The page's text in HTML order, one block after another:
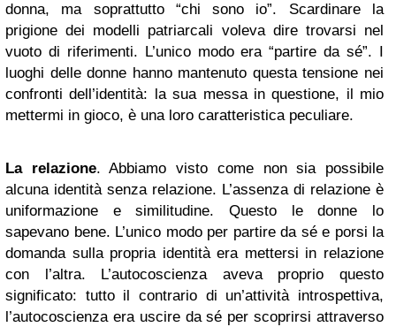
donna, ma soprattutto “chi sono io”. Scardinare la
prigione dei modelli patriarcali voleva dire trovarsi nel
vuoto di riferimenti. L’unico modo era “partire da sé”. I
luoghi delle donne hanno mantenuto questa tensione nei
confronti dell’identità: la sua messa in questione, il mio
mettermi in gioco, è una loro caratteristica peculiare.
La relazione. Abbiamo visto come non sia possibile
alcuna identità senza relazione. L’assenza di relazione è
uniformazione e similitudine. Questo le donne lo
sapevano bene. L’unico modo per partire da sé e porsi la
domanda sulla propria identità era mettersi in relazione
con l’altra. L’autocoscienza aveva proprio questo
significato: tutto il contrario di un’attività introspettiva,
l’autocoscienza era uscire da sé per scoprirsi attraverso